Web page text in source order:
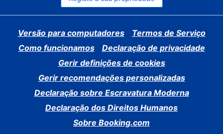
Versão para computadores
Termos de Serviço
Como funcionamos
Declaração de privacidade
Gerir definições de cookies
Gerir recomendações personalizadas
Declaração sobre Escravatura Moderna
Declaração dos Direitos Humanos
Sobre Booking.com